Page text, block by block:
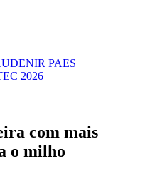
com mais
o milho